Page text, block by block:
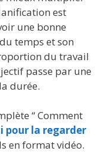
est
une bonne
temps et son
du travail
passe par une
durée.
“ Comment
pour la regarder
en format vidéo.